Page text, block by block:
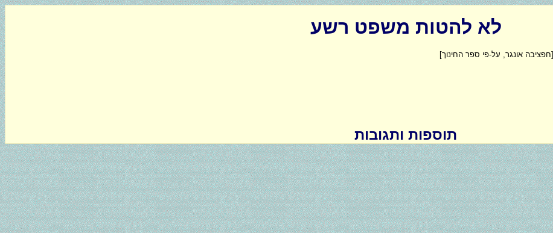
לא להטות משפט רשע
[חפציבה אונגר, על-פי ספר החינוך]
תוספות ותגובות